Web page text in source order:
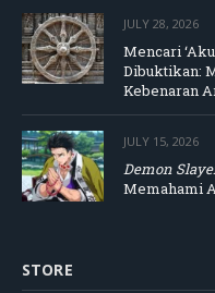
JULY 28, 2026
Mencari
Dibuktikan:
Kebenaran
JULY 15, 2026
Demon
Memahami
STORE